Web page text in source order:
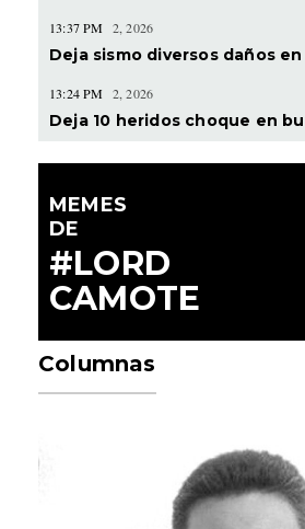
13:37 PM 2, 2026
Deja sismo diversos daños
13:24 PM 2, 2026
Deja 10 heridos choque en
MEMES
DE
#LORD
CAMOTE
Columnas